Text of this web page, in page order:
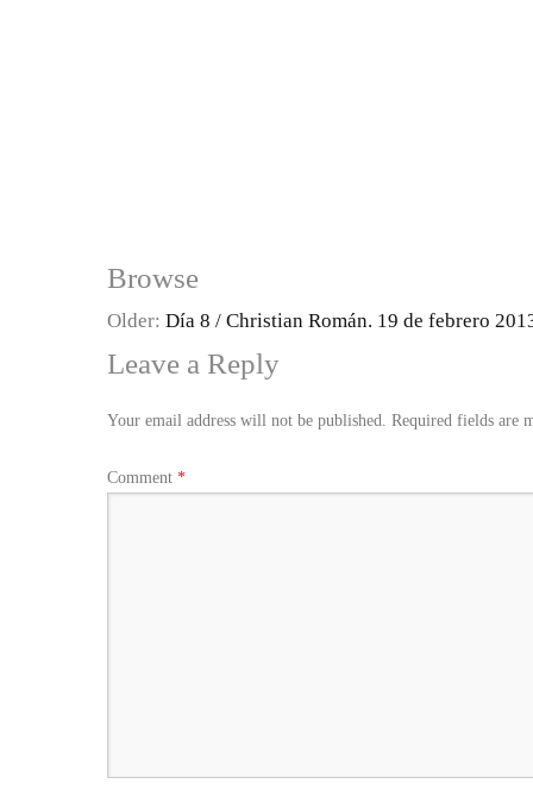
Browse
Older: Día 8 / Christian Román. 19 de febrero
Leave a Reply
Your email address will not be published. Required fields are
Comment *